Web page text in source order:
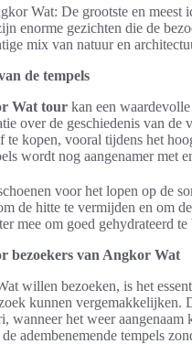
Wat: De grootste en meest
enorme gezichten die de
mix van natuur en
de tempels
Wat tour kan een
over de geschiedenis van de
te kopen, vooral tijdens het
wordt nog aangenamer met
voor het lopen op de
de hitte te vermijden en om
mee om goed gehydrateerd
bezoekers van Angkor Wat
willen bezoeken, is het
kunnen vergemakkelijken.
wanneer het weer
adembenemende tempels